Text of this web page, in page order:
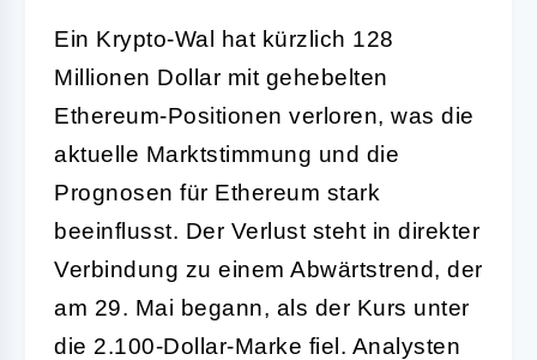
Ein Krypto-Wal hat kürzlich 128
Millionen Dollar mit gehebelten
Ethereum-Positionen verloren, was die
aktuelle Marktstimmung und die
Prognosen für Ethereum stark
beeinflusst. Der Verlust steht in direkter
Verbindung zu einem Abwärtstrend, der
am 29. Mai begann, als der Kurs unter
die 2.100-Dollar-Marke fiel. Analysten